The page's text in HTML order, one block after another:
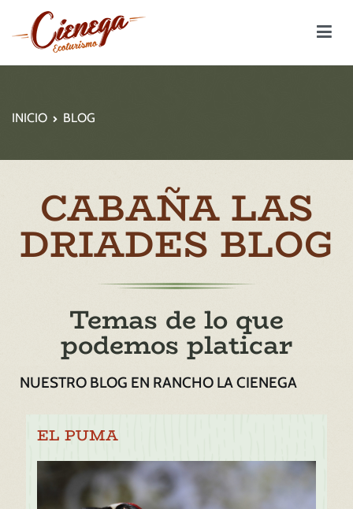
INICIO BLOG
CABAÑA LAS
DRIADES BLOG
Temas de lo que
podemos platicar
NUESTRO BLOG EN RANCHO LA CIENEGA
EL PUMA